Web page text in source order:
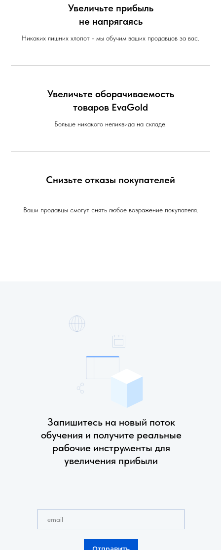
Увеличьте прибыль
не напрягаясь
Никаких лишних хлопот - мы обучим ваших продавцов за вас.
Увеличьте оборачиваемость
товаров EvaGold
Больше никакого неликвида на складе.
Снизьте отказы покупателей
Ваши продавцы смогут снять любое возражение покупателя.
Запишитесь на новый поток
обучения и получите реальные
рабочие инструменты для
увеличения прибыли